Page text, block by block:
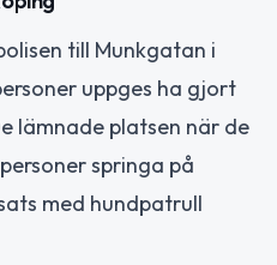
till Munkgatan i
uppges ha gjort
lämnade platsen när de
springa på
med hundpatrull